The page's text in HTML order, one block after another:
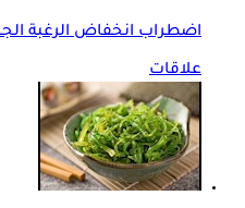
اضطراب انخفاض الرغبة
علاقات